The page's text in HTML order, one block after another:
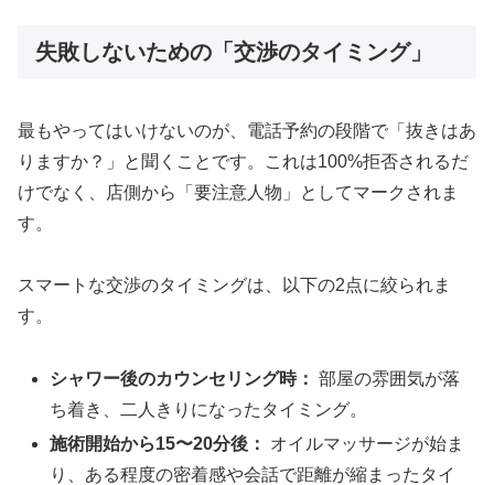
失敗しないための「交渉のタイミング」
最もやってはいけないのが、電話予約の段階で「抜きはあ
りますか？」と聞くことです。これは100%拒否されるだ
けでなく、店側から「要注意人物」としてマークされま
す。
スマートな交渉のタイミングは、以下の2点に絞られま
す。
シャワー後のカウンセリング時： 部屋の雰囲気が落
ち着き、二人きりになったタイミング。
施術開始から15〜20分後：
オイルマッサージが始ま
り、ある程度の密着感や会話で距離が縮まったタイ